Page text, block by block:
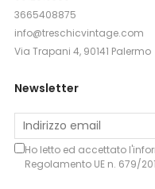
3665408875
info@treschicvintage.com
Via Trapani 4, 90141 Palermo
Newsletter
Ho letto ed accettato
Regolamento UE n. 679/